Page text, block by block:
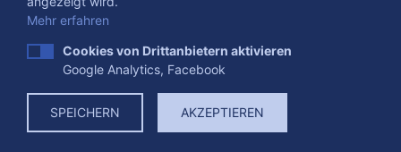
Presse Impressum
Datenschutzerklärung
Datenverarbeitung
Cookies
Mehr erfahren
Cookies von Drittanbietern aktivieren
Google Analytics, Facebook
SPEICHERN AKZEPTIEREN